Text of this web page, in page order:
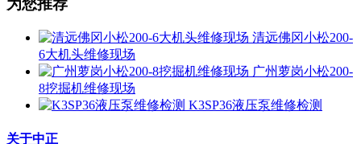
为您推荐
清远佛冈小松200-
6大机头维修现场
广州萝岗小松200-
8挖掘机维修现场
K3SP36液压泵维修检测
关于中正